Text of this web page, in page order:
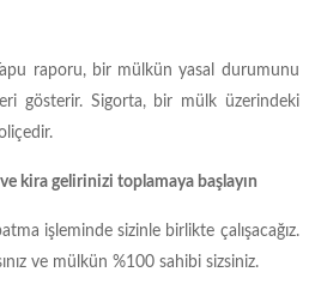
raporu, bir mülkün yasal durumunu
gösterir. Sigorta, bir mülk üzerindeki
kira gelirinizi toplamaya başlayın
işleminde sizinle birlikte çalışacağız.
ve mülkün %100 sahibi sizsiniz.